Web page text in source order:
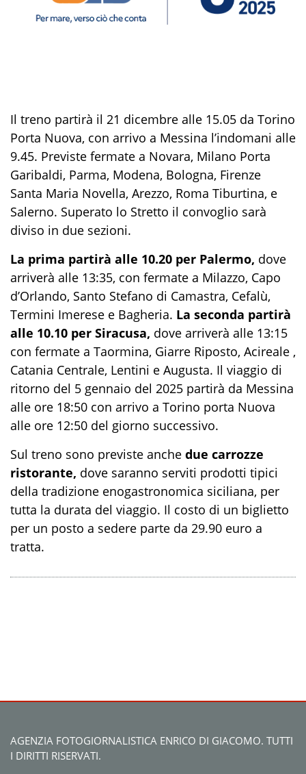
Il treno partirà il 21 dicembre alle 15.05 da Torino
Porta Nuova, con arrivo a Messina l’indomani alle
9.45. Previste fermate a Novara, Milano Porta
Garibaldi, Parma, Modena, Bologna, Firenze
Santa Maria Novella, Arezzo, Roma Tiburtina, e
Salerno. Superato lo Stretto il convoglio sarà
diviso in due sezioni.
La prima partirà alle 10.20 per Palermo, dove
arriverà alle 13:35, con fermate a Milazzo, Capo
d’Orlando, Santo Stefano di Camastra, Cefalù,
Termini Imerese e Bagheria. La seconda partirà
alle 10.10 per Siracusa, dove arriverà alle 13:15
con fermate a Taormina, Giarre Riposto, Acireale ,
Catania Centrale, Lentini e Augusta. Il viaggio di
ritorno del 5 gennaio del 2025 partirà da Messina
alle ore 18:50 con arrivo a Torino porta Nuova
alle ore 12:50 del giorno successivo.
Sul treno sono previste anche due carrozze
ristorante, dove saranno serviti prodotti tipici
della tradizione enogastronomica siciliana, per
tutta la durata del viaggio. Il costo di un biglietto
per un posto a sedere parte da 29.90 euro a
tratta.
AGENZIA FOTOGIORNALISTICA ENRICO DI GIACOMO. TUTTI
I DIRITTI RISERVATI.